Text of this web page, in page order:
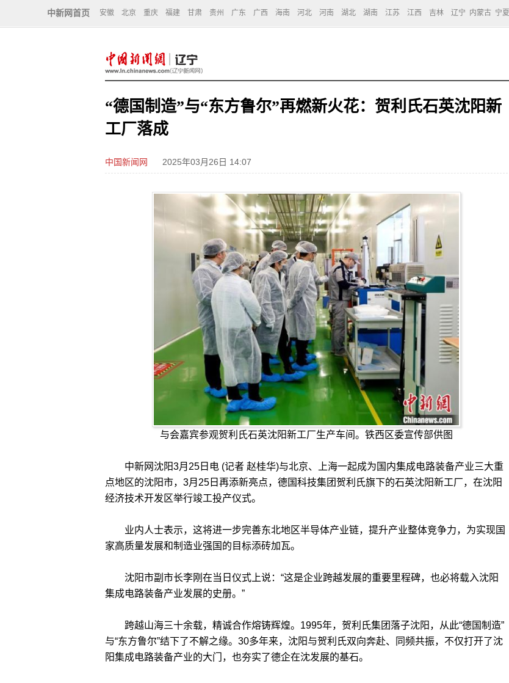
中新网首页 安徽 北京 重庆 福建 甘肃 贵州 广东 广西 海南 河北 河南 湖北 湖南 江苏 江西 吉林 辽宁 内蒙古 宁夏
“德国制造”与“东方鲁尔”再燃新火花：贺利氏石英沈阳新
工厂落成
中国新闻网 2025年03月26日 14:07
与会嘉宾参观贺利氏石英沈阳新工厂生产车间。铁西区委宣传部供图
中新网沈阳3月25日电 (记者 赵桂华)与北京、上海一起成为国内集成电路装备产业三大重
点地区的沈阳市，3月25日再添新亮点，德国科技集团贺利氏旗下的石英沈阳新工厂，在沈阳
经济技术开发区举行竣工投产仪式。
业内人士表示，这将进一步完善东北地区半导体产业链，提升产业整体竞争力，为实现国
家高质量发展和制造业强国的目标添砖加瓦。
沈阳市副市长李刚在当日仪式上说：“这是企业跨越发展的重要里程碑，也必将载入沈阳
集成电路装备产业发展的史册。”
跨越山海三十余载，精诚合作熔铸辉煌。1995年，贺利氏集团落子沈阳，从此“德国制造”
与“东方鲁尔”结下了不解之缘。30多年来，沈阳与贺利氏双向奔赴、同频共振，不仅打开了沈
阳集成电路装备产业的大门，也夯实了德企在沈发展的基石。